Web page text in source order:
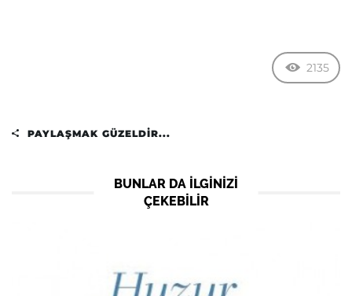
2135
PAYLAŞMAK GÜZELDIR...
BUNLAR DA ILGINIZI
ÇEKEBILIR